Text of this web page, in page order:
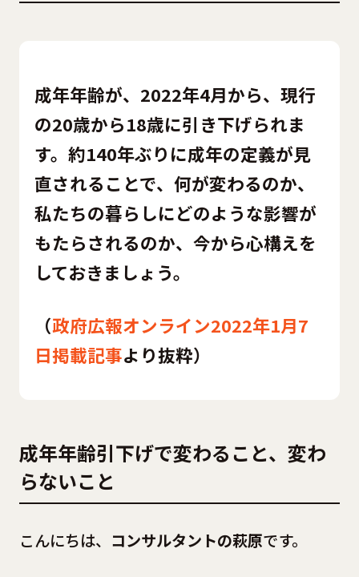
成年年齢が、2022年4月から、現行
の20歳から18歳に引き下げられま
す。約140年ぶりに成年の定義が見
直されることで、何が変わるのか、
私たちの暮らしにどのような影響が
もたらされるのか、今から心構えを
しておきましょう。
（政府広報オンライン2022年1月7
日掲載記事より抜粋）
成年年齢引下げで変わること、変わ
らないこと
こんにちは、 コンサルタントの萩原です。